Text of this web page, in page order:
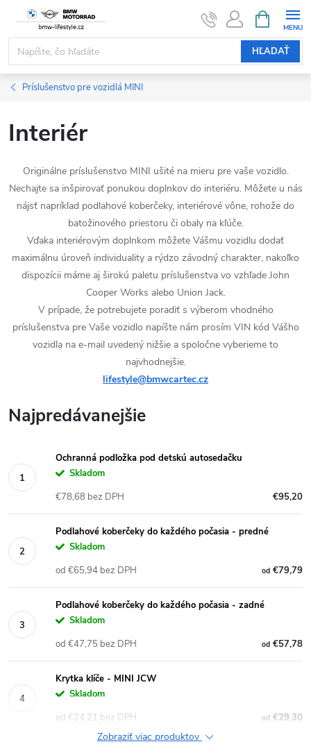
obsah
HĽADAŤ
KOŠÍK
Príslušenstvo pre vozidlá MINI
Interiér
Originálne príslušenstvo MINI ušité na mieru pre vaše vozidlo.
Nechajte sa inšpirovať ponukou doplnkov do interiéru. Môžete u nás
nájsť napríklad podlahové koberčeky, interiérové ​​vône, rohože do
batožinového priestoru či obaly na kľúče.
Vďaka interiérovým doplnkom môžete Vášmu vozidlu dodať
maximálnu úroveň individuality a rýdzo závodný charakter, nakoľko
dispozícii máme aj širokú paletu príslušenstva vo vzhľade John
Cooper Works alebo Union Jack.
V prípade, že potrebujete poradiť s výberom vhodného
príslušenstva pre Vaše vozidlo napíšte nám prosím VIN kód Vášho
vozidla na e-mail uvedený nižšie a spoločne vyberieme to
najvhodnejšie.
lifestyle@bmwcartec.cz
Najpredávanejšie
Ochranná podložka pod detskú autosedačku
Skladom
€95,20
€78,68 bez DPH
Podlahové koberčeky do každého počasia - predné
Skladom
od€79,79
od €65,94 bez DPH
Podlahové koberčeky do každého počasia - zadné
Skladom
od€57,78
od €47,75 bez DPH
Krytka klíče - MINI JCW
Skladom
od€29,30
od €24,21 bez DPH
Zobraziť viac produktov